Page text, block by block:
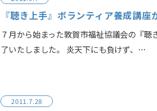
『聴き上手』ボランティア養成講座
７月から始まった敦賀市福祉協議会の『
了いたしました。 炎天下にも負けず、…
2011.7.28